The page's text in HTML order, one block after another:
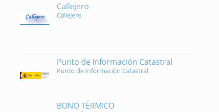
Callejero
Callejero
Punto de Información Catastral
Punto de Información Catastral
BONO TÉRMICO